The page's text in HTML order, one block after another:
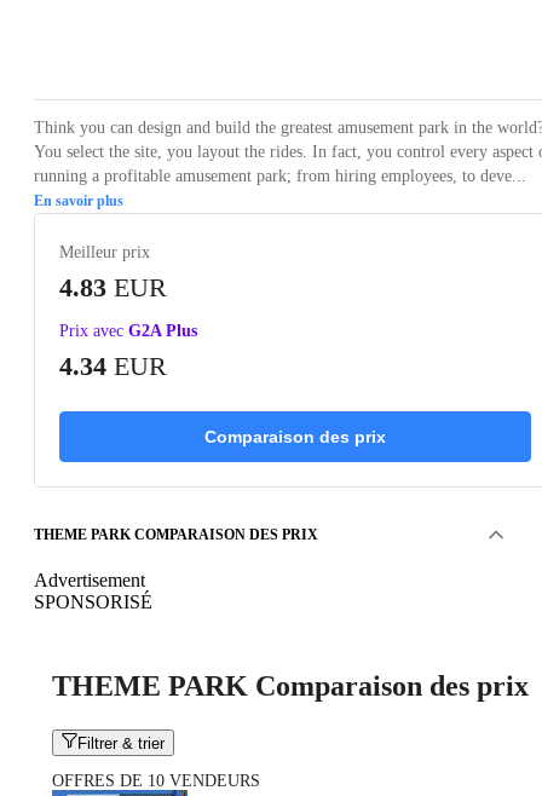
Think you can design and build the greatest amusement park in the
You select the site, you layout the rides. In fact, you control every aspect
running a profitable amusement park; from hiring employees, to deve...
En savoir plus
Meilleur prix
4.83 EUR
Prix avec G2A Plus
4.34 EUR
Comparaison des prix
THEME PARK COMPARAISON DES PRIX
Advertisement
SPONSORISÉ
THEME PARK Comparaison des prix
Filtrer & trier
OFFRES DE 10 VENDEURS